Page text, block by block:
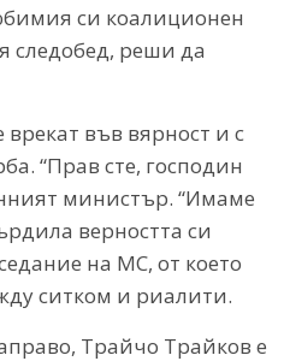
си коалиционен
следобед, реши да
във вярност и с
“Прав сте, господин
министър. “Имаме
верността си
на МС, от което
ситком и риалити.
Трайчо Трайков е